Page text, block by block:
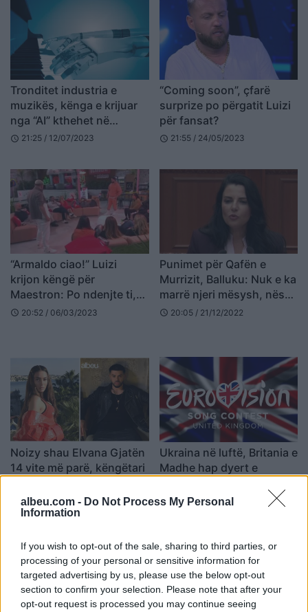
albeu.com - Do Not Process My Personal
Information
If you wish to opt-out of the sale, sharing to third parties, or
processing of your personal or sensitive information for
targeted advertising by us, please use the below opt-out
section to confirm your selection. Please note that after your
opt-out request is processed you may continue seeing
Tronditet industria e
muzikës, kënga e krijuar
nga “AI” kthehet në
problem për këngëtarët
schedule 21:25 / 12/07/2023
“Coming soon”, çfarë
surprize po përgatit Luizi
për fansat?
schedule 21:55 / 24/05/2023
“Armaldo ciao!” Luizi
krijon këngë për
Maestron: Po ndenjte ti,
ikën Olta
schedule 20:52 / 06/03/2023
Punimet për Qafën e
Murrizit, Balluku: Nuk e ka
marrë njeri mësysh, nëse
do ishte ashtu do i
schedule 20:05 / 21/12/2022
Noizy shau Elvana Gjatën
14 vite më parë, këngëtari
marrëdhëniet mes tyre
10:13 / 05/08/2022
Ukraina në luftë, Britania e
Madhe hap dyert e
2023
schedule 14:13 / 25/07/2022